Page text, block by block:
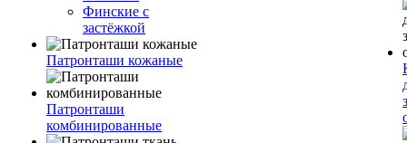
Финские с
застёжкой
Патронташи кожаные
Патронташи
комбинированные